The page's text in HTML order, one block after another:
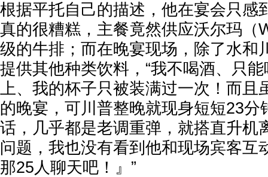
根据平托自己的描述，他在宴会只感
真的很糟糕，主餐竟然供应沃尔玛（
级的牛排；而在晚宴现场，除了水和
提供其他种类饮料，“我不喝酒、只
上、我的杯子只被装满过一次！而且
的晚宴，可川普整晚就现身短短23分
话，几乎都是老调重弹，就搭直升机
问题，我也没有看到他和现场宾客互
那25人聊天吧！』”